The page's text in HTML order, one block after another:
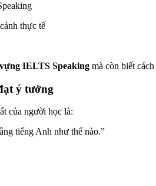
thực tế
IELTS Speaking mà còn biết
ý tưởng
của người học là:
tiếng Anh như thế nào.”